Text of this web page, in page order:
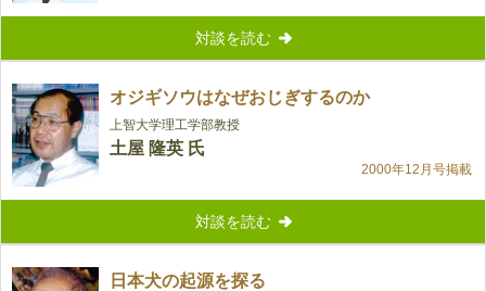
対談を読む
オジギソウはなぜおじぎするのか
上智大学理工学部教授
土屋 隆英 氏
2000年12月号掲載
対談を読む
日本犬の起源を探る